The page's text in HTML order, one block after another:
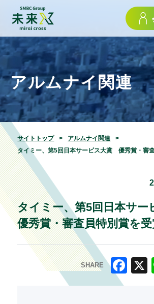
アルムナイ関連
サイトトップ
アルムナイ関連
タイミー、第5回日本サービス大賞 優秀賞・審
タイミー、第5回日本サ
優秀賞・審査員特別賞を
SHARE
F